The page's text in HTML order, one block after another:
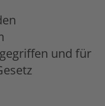
und für